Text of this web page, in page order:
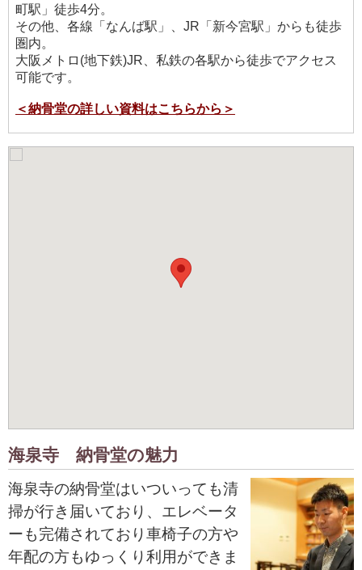
町駅」徒歩4分。
その他、各線「なんば駅」、JR「新今宮駅」からも徒歩
圏内。
大阪メトロ(地下鉄)JR、私鉄の各駅から徒歩でアクセス
可能です。
＜納骨堂の詳しい資料はこちらから＞
海泉寺 納骨堂の魅力
海泉寺の納骨堂はいついっても清
掃が行き届いており、エレベータ
ーも完備されており車椅子の方や
年配の方もゆっくり利用ができま